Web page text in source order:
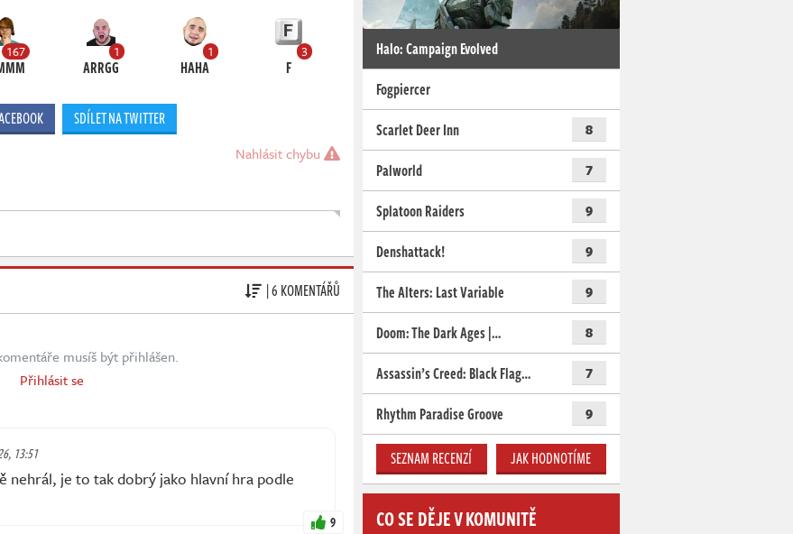
167 1
ARRGG
1
HAHA
3
F
SDÍLET NA TWITTER
Nahlásit chybu
| 6 KOMENTÁŘŮ
musíš být přihlášen.
Přihlásit se
13:51
nehrál, je to tak dobrý jako hlavní hra podle
9
Halo: Campaign Evolved
Fogpiercer
Scarlet Deer Inn
8
Palworld 7
Splatoon Raiders 9
Denshattack! 9
The Alters: Last Variable 9
Doom: The Dark Ages |… 8
Assassin’s Creed: Black Flag… 7
Rhythm Paradise Groove 9
SEZNAM RECENZÍ JAK HODNOTÍME
CO SE DĚJE V KOMUNITĚ